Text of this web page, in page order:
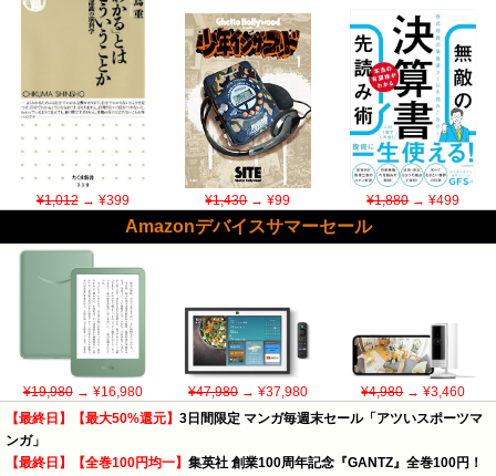
¥1,012→ ¥399 ¥1,430→ ¥99 ¥1,880→ ¥499
Amazonデバイスサマーセール
¥19,980→ ¥16,980 ¥47,980→ ¥37,980 ¥4,980→ ¥3,460
【最終日】【最大50%還元】 3日間限定 マンガ毎週末セール「アツいスポーツマ
ンガ」
【最終日】【全巻100円均一】 集英社 創業100周年記念『GANTZ』全巻100円！